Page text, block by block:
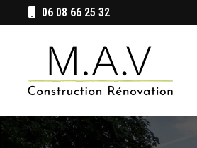
au
06 08 66 25 32